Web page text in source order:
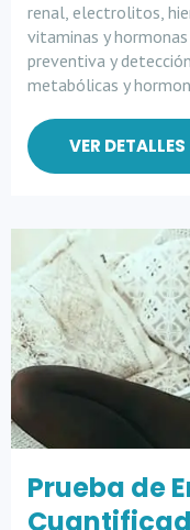
renal, electrolitos,
vitaminas y
preventiva y
metabólicas y
VER DETALLES
Prueba de